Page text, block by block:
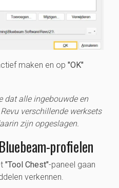
maken en op "OK"
dat alle ingebouwde en
verschillende werksets
zijn opgeslagen.
profielen
"Tool Chest"-paneel gaan
verkennen.